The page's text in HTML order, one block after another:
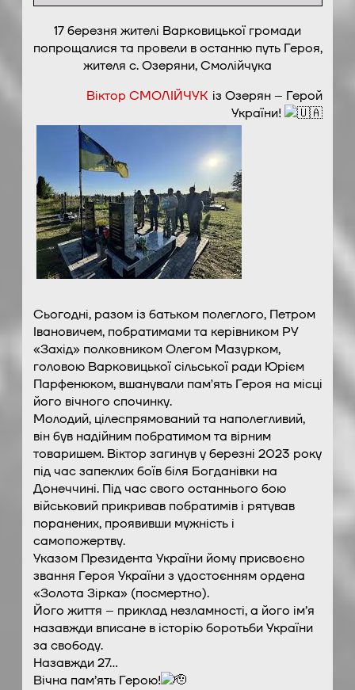
17 березня жителі Варковицької громади
попрощалися та провели в останню путь Героя,
жителя с. Озеряни, Смолійчука
Віктор СМОЛІЙЧУК із Озерян – Герой
України!
Сьогодні, разом із батьком полеглого, Петром
Івановичем, побратимами та керівником РУ
«Захід» полковником Олегом Мазурком,
головою Варковицької сільської ради Юрієм
Парфенюком, вшанували памʼять Героя на місці
його вічного спочинку.
Молодий, цілеспрямований та наполегливий,
він був надійним побратимом та вірним
товаришем. Віктор загинув у березні 2023 року
під час запеклих боїв біля Богданівки на
Донеччині. Під час свого останнього бою
військовий прикривав побратимів і рятував
поранених, проявивши мужність і
самопожертву.
Указом Президента України йому присвоєно
звання Героя України з удостоєнням ордена
«Золота Зірка» (посмертно).
Його життя – приклад незламності, а його ім’я
назавжди вписане в історію боротьби України
за свободу.
Назавжди 27…
Вічна пам’ять Герою!